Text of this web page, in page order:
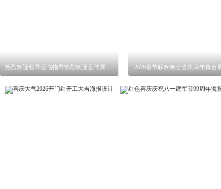
热烈欢迎领导莅临指导热烈欢迎宣传展板背景 2026春节联欢晚会喜庆马年舞台